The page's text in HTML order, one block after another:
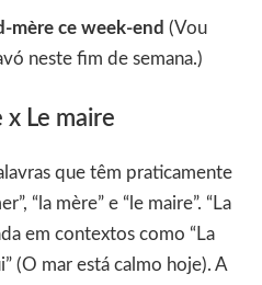
mère ce week-end (Vou
neste fim de semana.)
x Le maire
que têm praticamente
“la mère” e “le maire”. “La
em contextos como “La
(O mar está calmo hoje). A